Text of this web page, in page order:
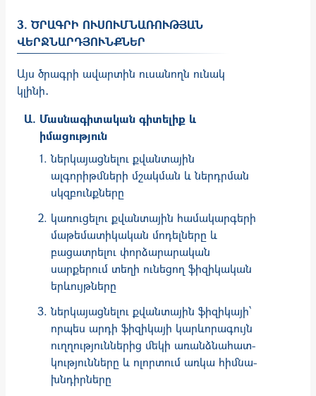
3. ԾՐԱԳՐԻ ՈՒՍՈՒՄՆԱՌՈՒԹՅԱՆ
ՎԵՐՋՆԱՐԴՅՈՒՆՔՆԵՐ
Այս ծրագրի ավարտին ուսանողն ունակ
կլինի․
Մասնագիտական գիտելիք և
իմացություն
ներկայացնելու քվանտային
ալգորիթմների մշակման և ներդրման
սկզբունքները
կառուցելու քվանտային համակարգերի
մաթեմատիկական մոդելները և
բացատրելու փորձարարական
սարքերում տեղի ունեցող ֆիզիկական
երևույթները
ներկայացնելու քվանտային ֆիզիկայի՝
որպես արդի ֆիզիկայի կարևորագույն
ուղղություններից մեկի առանձնա­հատ­
կությունները և ոլորտում առկա հիմնա­
խնդիրները